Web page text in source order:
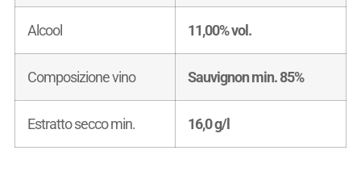
Alcool 11,00% vol.
Composizione vino Sauvignon min. 85%
Estratto secco min. 16,0 g/l